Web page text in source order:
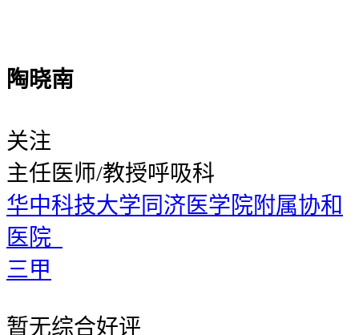
陶晓南
关注
主任医师/教授呼吸科
华中科技大学同济医学院附属协和
医院
三甲
暂无综合好评